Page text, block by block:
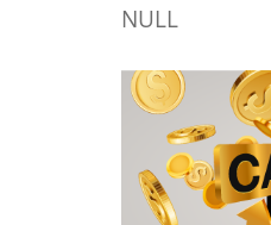
NULL